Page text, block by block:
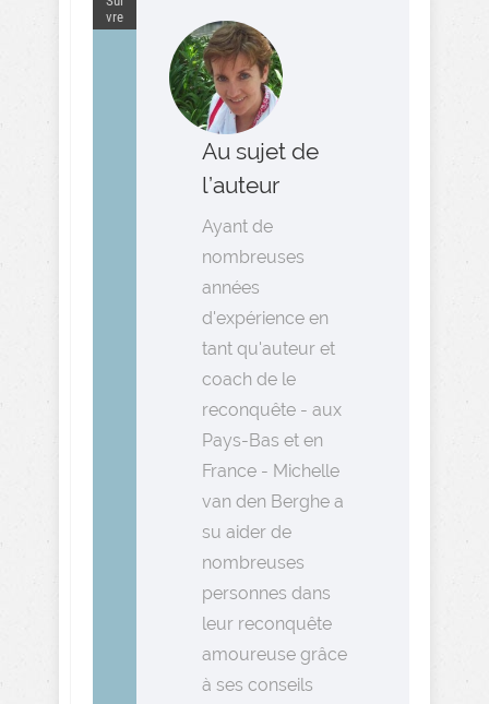
vre
Au sujet de
l’auteur
Ayant de
nombreuses
années
d'expérience en
tant qu'auteur et
coach de le
reconquête - aux
Pays-Bas et en
France - Michelle
van den Berghe a
su aider de
nombreuses
personnes dans
leur reconquête
amoureuse grâce
à ses conseils